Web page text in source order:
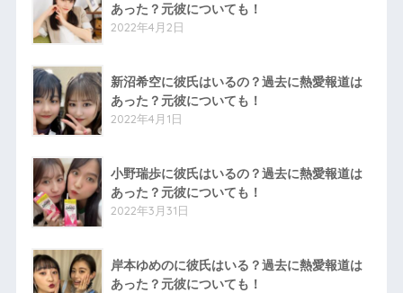
あった？元彼についても！
2022年4月2日
新沼希空に彼氏はいるの？過去に熱愛報道は
あった？元彼についても！
2022年4月1日
小野瑞歩に彼氏はいるの？過去に熱愛報道は
あった？元彼についても！
2022年3月31日
岸本ゆめのに彼氏はいる？過去に熱愛報道は
あった？元彼についても！